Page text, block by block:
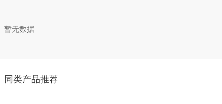
暂无数据
同类产品推荐